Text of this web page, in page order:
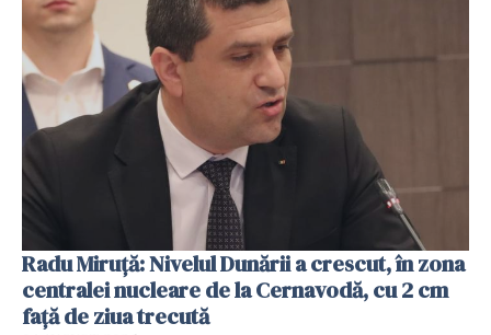
Radu Miruţă: Nivelul Dunării a crescut, în zona
centralei nucleare de la Cernavodă, cu 2 cm
faţă de ziua trecută